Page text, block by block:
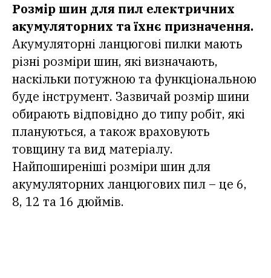
Розмір шин для пил електричних
акумуляторних та їхнє призначення.
Акумуляторні ланцюгові пилки мають
різні розміри шин, які визначають,
наскільки потужною та функціональною
буде інструмент. Зазвичай розмір шини
обирають відповідно до типу робіт, які
плануються, а також враховують
товщину та вид матеріалу.
Найпоширеніші розміри шин для
акумуляторних ланцюгових пил – це 6,
8, 12 та 16 дюймів.